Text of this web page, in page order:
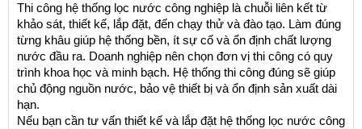
Thi công hệ thống lọc nước công nghiệp là chuỗi liên kết từ
khảo sát, thiết kế, lắp đặt, đến chạy thử và đào tạo. Làm đúng
từng khâu giúp hệ thống bền, ít sự cố và ổn định chất lượng
nước đầu ra. Doanh nghiệp nên chọn đơn vị thi công có quy
trình khoa học và minh bạch. Hệ thống thi công đúng sẽ giúp
chủ động nguồn nước, bảo vệ thiết bị và ổn định sản xuất dài
hạn.
Nếu bạn cần tư vấn thiết kế và lắp đặt hệ thống lọc nước công